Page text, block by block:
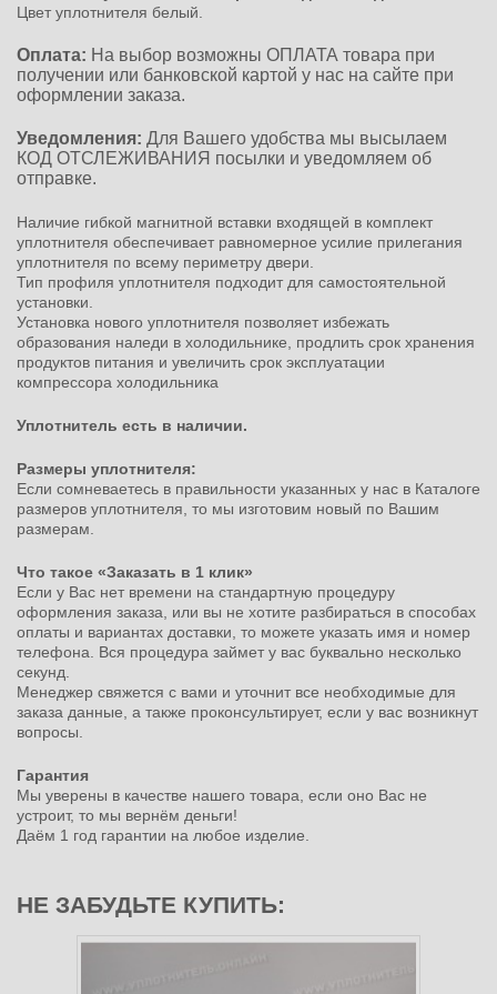
Цвет уплотнителя белый.
Оплата: На выбор возможны ОПЛАТА товара при
получении или банковской картой у нас на сайте при
оформлении заказа.
Уведомления: Для Вашего удобства мы высылаем
КОД ОТСЛЕЖИВАНИЯ посылки и уведомляем об
отправке.
Наличие гибкой магнитной вставки входящей в комплект
уплотнителя обеспечивает равномерное усилие прилегания
уплотнителя по всему периметру двери.
Тип профиля уплотнителя подходит для самостоятельной
установки.
Установка нового уплотнителя позволяет избежать
образования наледи в холодильнике, продлить срок хранения
продуктов питания и увеличить срок эксплуатации
компрессора холодильника
Уплотнитель есть в наличии.
Размеры уплотнителя:
Если сомневаетесь в правильности указанных у нас в Каталоге
размеров уплотнителя, то мы изготовим новый по Вашим
размерам.
Что такое «Заказать в 1 клик»
Если у Вас нет времени на стандартную процедуру
оформления заказа, или вы не хотите разбираться в способах
оплаты и вариантах доставки, то можете указать имя и номер
телефона. Вся процедура займет у вас буквально несколько
секунд.
Менеджер свяжется с вами и уточнит все необходимые для
заказа данные, а также проконсультирует, если у вас возникнут
вопросы.
Гарантия
Мы уверены в качестве нашего товара, если оно Вас не
устроит, то мы вернём деньги!
Даём 1 год гарантии на любое изделие.
НЕ ЗАБУДЬТЕ КУПИТЬ: